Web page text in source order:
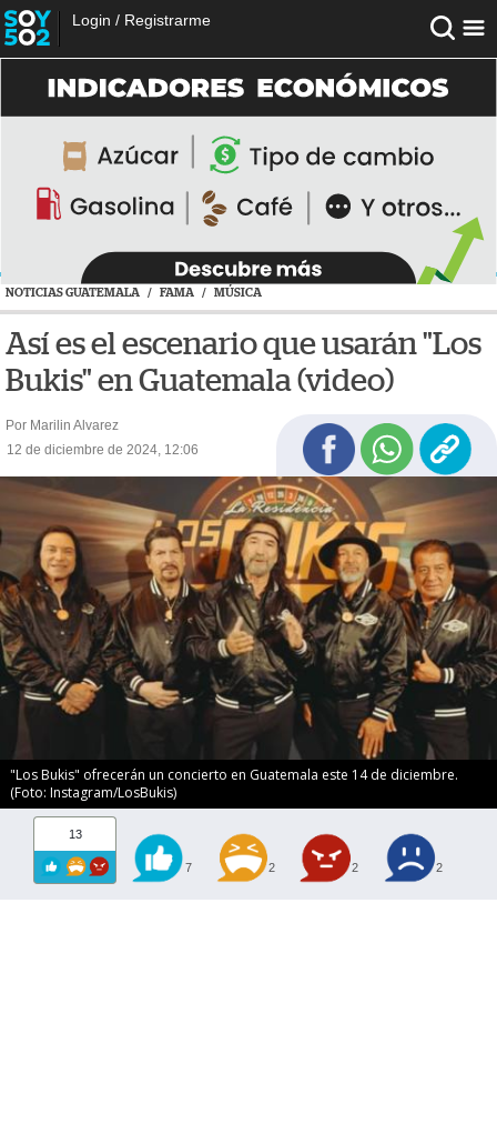
Login / Registrarme
NOTICIAS GUATEMALA / FAMA / MÚSICA
Así es el escenario que usarán "Los
Bukis" en Guatemala (video)
Por Marilin Alvarez
12 de diciembre de 2024, 12:06
"Los Bukis" ofrecerán un concierto en Guatemala este 14 de diciembre.
(Foto: Instagram/LosBukis)
13
7 2 2 2